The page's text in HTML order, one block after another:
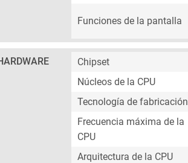
Funciones de la pantalla
Chipset
Núcleos de la CPU
Tecnología de fabricación
Frecuencia máxima de la
CPU
Arquitectura de la CPU